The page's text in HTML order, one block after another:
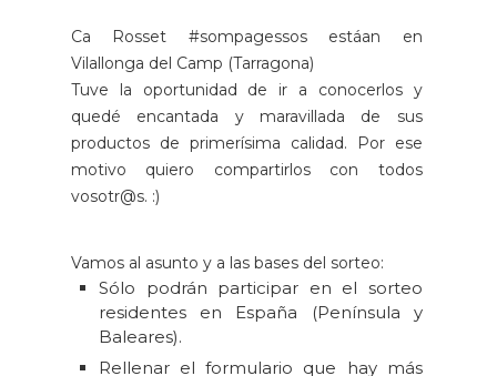
Ca Rosset #sompagessos estáan en
Vilallonga del Camp (Tarragona)
Tuve la oportunidad de ir a conocerlos y
quedé encantada y maravillada de sus
productos de primerísima calidad. Por ese
motivo quiero compartirlos con todos
vosotr@s. :)
Vamos al asunto y a las bases del sorteo:
Sólo podrán participar en el sorteo
residentes en España (Península y
Baleares).
Rellenar el formulario que hay más